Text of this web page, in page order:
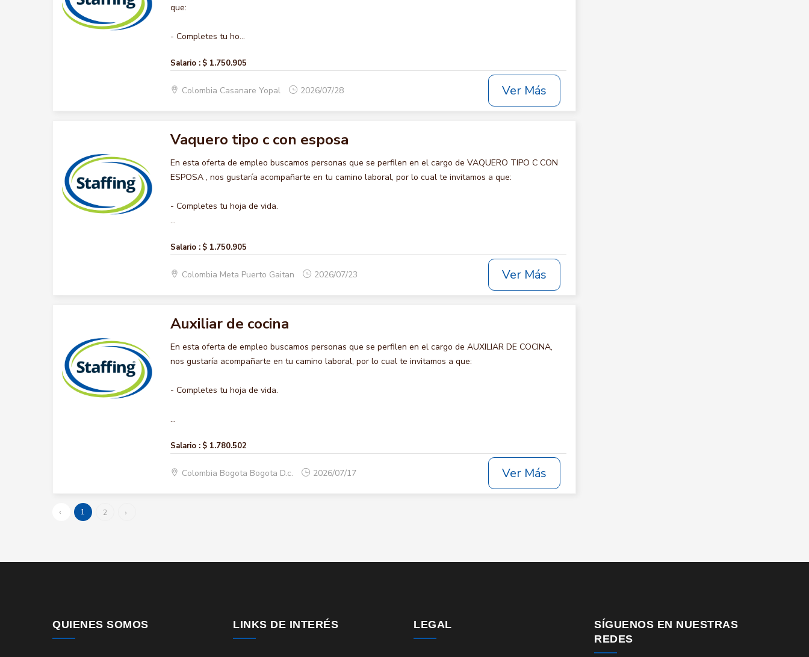
que:
- Completes tu ho...
Salario : $ 1.750.905
Colombia Casanare Yopal 2026/07/28 Ver Más
Vaquero tipo c con esposa
En esta oferta de empleo buscamos personas que se perfilen en el cargo de VAQUERO TIPO C CON
ESPOSA , nos gustaría acompañarte en tu camino laboral, por lo cual te invitamos a que:
- Completes tu hoja de vida.
...
Salario : $ 1.750.905
Colombia Meta Puerto Gaitan 2026/07/23 Ver Más
Auxiliar de cocina
En esta oferta de empleo buscamos personas que se perfilen en el cargo de AUXILIAR DE COCINA,
nos gustaría acompañarte en tu camino laboral, por lo cual te invitamos a que:
- Completes tu hoja de vida.
...
Salario : $ 1.780.502
Colombia Bogota Bogota D.c. 2026/07/17 Ver Más
‹ 1 2 ›
QUIENES SOMOS LINKS DE INTERÉS LEGAL
SÍGUENOS EN NUESTRAS
REDES